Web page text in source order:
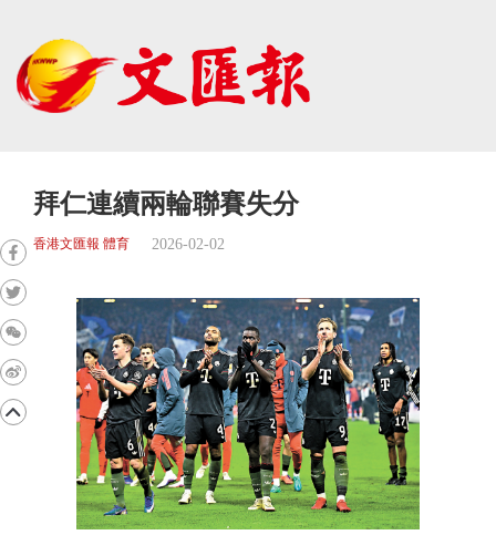
拜仁連續兩輪聯賽失分
香港文匯報 體育 2026-02-02